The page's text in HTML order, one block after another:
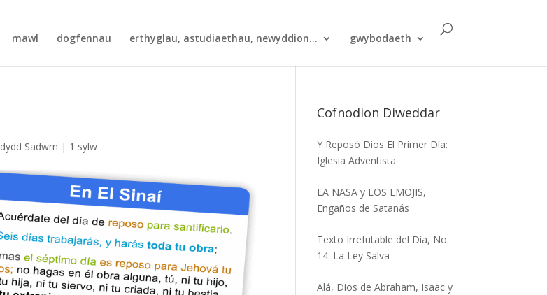
mawl dogfennau erthyglau, astudiaethau, newyddion... gwybodaeth
dydd Sadwrn | 1 sylw
Cofnodion Diweddar
Y Reposó Dios El Primer Día:
Iglesia Adventista
LA NASA y LOS EMOJIS,
Engaños de Satanás
Texto Irrefutable del Día, No.
14: La Ley Salva
Alá, Dios de Abraham, Isaac y